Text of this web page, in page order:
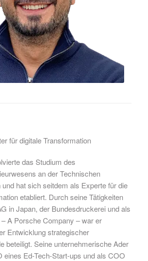
für digitale Transformation
das Studium des
an der Technischen
hat sich seitdem als Experte für die
etabliert. Durch seine Tätigkeiten
in Japan, der Bundesdruckerei und als
A Porsche Company – war er
Entwicklung strategischer
beteiligt. Seine unternehmerische Ader
eines Ed-Tech-Start-ups und als COO